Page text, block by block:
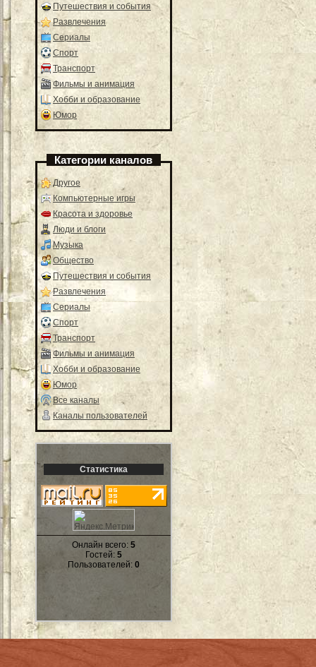
Путешествия и события
Развлечения
Сериалы
Спорт
Транспорт
Фильмы и анимация
Хобби и образование
Юмор
Категории каналов
Другое
Компьютерные игры
Красота и здоровье
Люди и блоги
Музыка
Общество
Путешествия и события
Развлечения
Сериалы
Спорт
Транспорт
Фильмы и анимация
Хобби и образование
Юмор
Все каналы
Каналы пользователей
Статистика
Онлайн всего: 5
Гостей: 5
Пользователей: 0